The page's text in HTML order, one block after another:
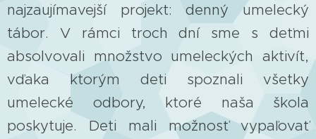
najzaujímavejší projekt: denný umelecký
tábor. V rámci troch dní sme s deťmi
absolvovali množstvo umeleckých aktivít,
vďaka ktorým deti spoznali všetky
umelecké odbory, ktoré naša škola
poskytuje. Deti mali možnosť vypaľovať